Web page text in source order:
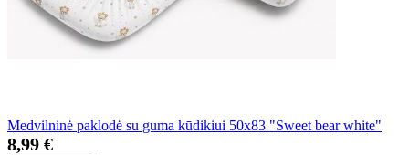
Medvilninė paklodė su guma kūdikiui 50x83 "Sweet bear white"
8,99 €